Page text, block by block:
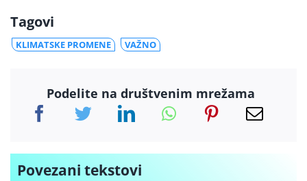
Tagovi
KLIMATSKE PROMENE VAŽNO
Podelite na društvenim mrežama
Povezani tekstovi